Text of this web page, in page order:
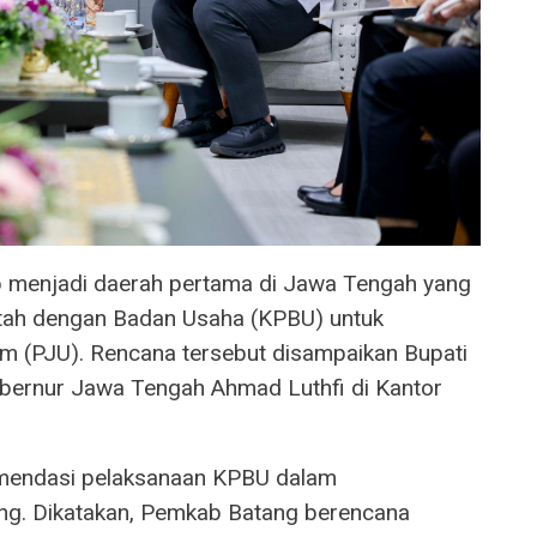
daerah pertama di Jawa Tengah yang
dengan Badan Usaha (KPBU) untuk
(PJU). Rencana tersebut disampaikan Bupati
Jawa Tengah Ahmad Luthfi di Kantor
pelaksanaan KPBU dalam
Dikatakan, Pemkab Batang berencana